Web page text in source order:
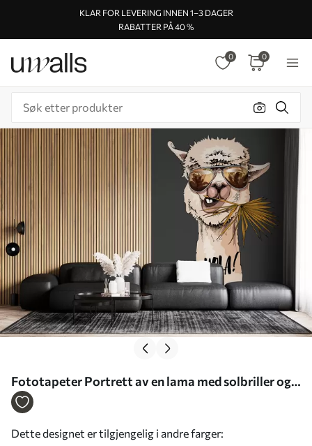
KLAR FOR LEVERING INNEN 1–3 DAGER
RABATTER PÅ 40 %
0 0
Fototapeter Portrett av en lama med solbriller og
vifteformet palmeblad Nr. u98177v1
Dette designet er tilgjengelig i andre farger: